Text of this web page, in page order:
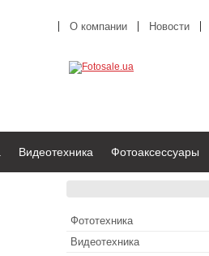
О компании Новости
Видеотехника Фотоаксессуары
Фототехника
Видеотехника